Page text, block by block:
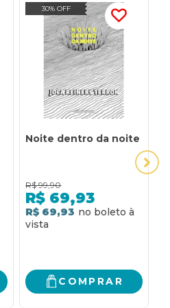
30% OFF
Noite dentro da noite
R$ 99,90
R$ 69,93
R$ 69,93
COMPRAR